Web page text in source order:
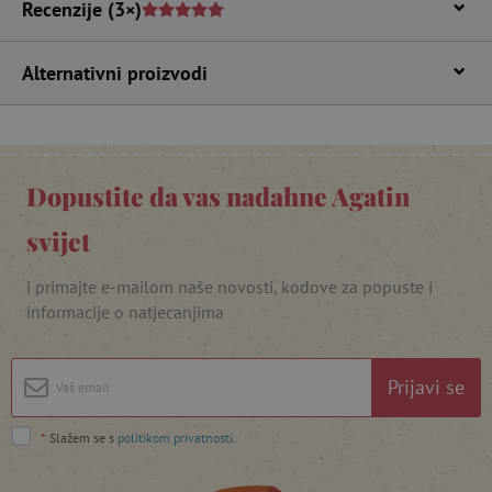
Recenzije (3×)
Alternativni proizvodi
Dopustite da vas nadahne Agatin
svijet
i primajte e-mailom naše novosti, kodove za popuste i
informacije o natjecanjima
Prijavi se
* Slažem se s politikom privatnosti
featureFlagIdentifier www.agatinsvijet.hr